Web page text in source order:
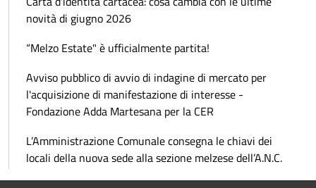
novità di giugno 2026
“Melzo Estate" è ufficialmente partita!
Avviso pubblico di avvio di indagine di mercato per
l'acquisizione di manifestazione di interesse -
Fondazione Adda Martesana per la CER
L’Amministrazione Comunale consegna le chiavi dei
locali della nuova sede alla sezione melzese dell’A.N.C.